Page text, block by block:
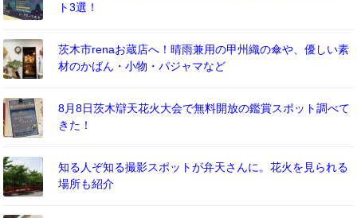
ト3選！
茨木市renaお蔵店へ！晴雨兼用の甲州織の傘や、優しい素
材のかばん・小物・パジャマなど
8月8日茨木辯天花火大会で無料開放の鑑賞スポット調べて
きた！
知る人ぞ知る撮影スポットが弁天さんに。花火を見られる
場所も紹介